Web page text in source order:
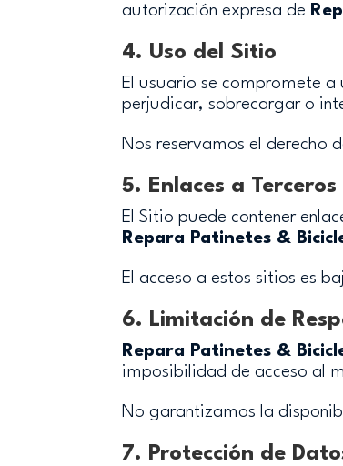
autorización expresa de
4. Uso del Sitio
El usuario se compromete
perjudicar, sobrecargar o
Nos reservamos el derecho
5. Enlaces a Terceros
El Sitio puede contener
Repara Patinetes &
El acceso a estos sitios es
6. Limitación de
Repara Patinetes &
imposibilidad de acceso al
No garantizamos la
7. Protección de